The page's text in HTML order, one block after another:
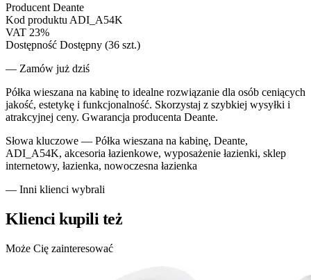
Producent Deante
Kod produktu ADI_A54K
VAT 23%
Dostępność Dostępny (36 szt.)
— Zamów już dziś
Półka wieszana na kabinę to idealne rozwiązanie dla osób ceniących
jakość, estetykę i funkcjonalność. Skorzystaj z szybkiej wysyłki i
atrakcyjnej ceny. Gwarancja producenta Deante.
Słowa kluczowe — Półka wieszana na kabinę, Deante,
ADI_A54K, akcesoria łazienkowe, wyposażenie łazienki, sklep
internetowy, łazienka, nowoczesna łazienka
— Inni klienci wybrali
Klienci kupili też
Może Cię zainteresować